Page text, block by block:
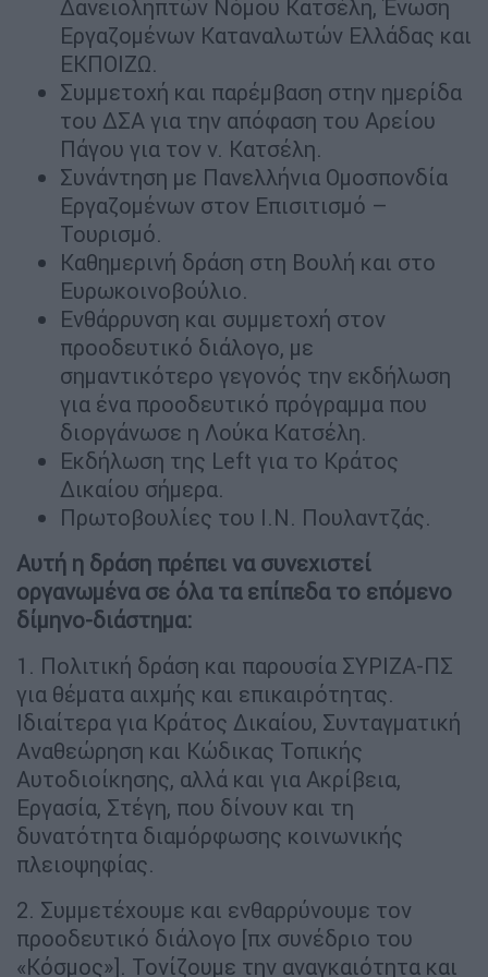
Δανειοληπτών Νόμου Κατσέλη, Ένωση
Εργαζομένων Καταναλωτών Ελλάδας και
ΕΚΠΟΙΖΩ.
Συμμετοχή και παρέμβαση στην ημερίδα
του ΔΣΑ για την απόφαση του Αρείου
Πάγου για τον ν. Κατσέλη.
Συνάντηση με Πανελλήνια Ομοσπονδία
Εργαζομένων στον Επισιτισμό –
Τουρισμό.
Καθημερινή δράση στη Βουλή και στο
Ευρωκοινοβούλιο.
Ενθάρρυνση και συμμετοχή στον
προοδευτικό διάλογο, με
σημαντικότερο γεγονός την εκδήλωση
για ένα προοδευτικό πρόγραμμα που
διοργάνωσε η Λούκα Κατσέλη.
Εκδήλωση της Left για το Κράτος
Δικαίου σήμερα.
Πρωτοβουλίες του Ι.Ν. Πουλαντζάς.
Αυτή η δράση πρέπει να συνεχιστεί
οργανωμένα σε όλα τα επίπεδα το επόμενο
δίμηνο-διάστημα:
1. Πολιτική δράση και παρουσία ΣΥΡΙΖΑ-ΠΣ
για θέματα αιχμής και επικαιρότητας.
Ιδιαίτερα για Κράτος Δικαίου, Συνταγματική
Αναθεώρηση και Κώδικας Τοπικής
Αυτοδιοίκησης, αλλά και για Ακρίβεια,
Εργασία, Στέγη, που δίνουν και τη
δυνατότητα διαμόρφωσης κοινωνικής
πλειοψηφίας.
2. Συμμετέχουμε και ενθαρρύνουμε τον
προοδευτικό διάλογο [πχ συνέδριο του
«Κόσμος»]. Τονίζουμε την αναγκαιότητα και